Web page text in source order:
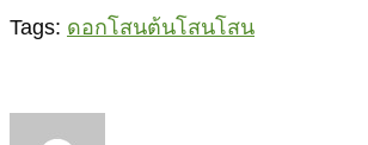
Tags: ดอกโสนต้นโสนโสน